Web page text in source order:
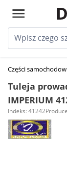
Części
Tuleja
IMPERIUM
Indeks: 41242